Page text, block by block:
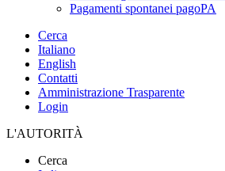
Pagamenti spontanei pagoPA
Cerca
Italiano
English
Contatti
Amministrazione Trasparente
Login
L'AUTORITÀ
Cerca